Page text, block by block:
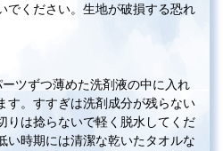
でください。生地が破損する恐れ
ツずつ薄めた洗剤液の中に入れ
す。すすぎは洗剤成分が残らない
りは捻らないで軽く脱水してくだ
い時期には清潔な乾いたタオルな